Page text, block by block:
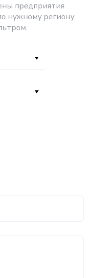
предприятия
нужному региону